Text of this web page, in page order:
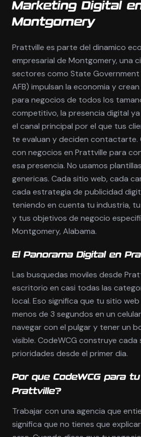
Marketing Digital
Montgomery
Prattville es parte del dinamico
empresarial de Montgomery, una
sectores como State Government
AFB) impulsan la economia y
para negocios de todos los
competitivo, la presencia digital
el canal principal por el que tus
te evaluan y deciden contactarte.
con negocios en Prattville para
esa presencia. No usamos
genericas. Cada sitio web, cada
cada estrategia de publicidad
teniendo en cuenta tu industria,
y tus objetivos de negocio
Montgomery, Alabama.
El Panorama Digital en
Las busquedas moviles desde
escritorio en casi todas las
local. Eso significa que tu sitio
menos de 3 segundos en un
navegar con el pulgar y tener un
visible. CodeWCG construye cada
prioridades desde el primer dia.
Por que CodeWCG para
Prattville?
Trabajar con una agencia que
significa que no tienes que